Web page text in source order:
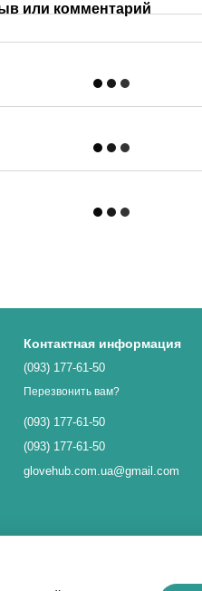
или комментарий
Контактная информация
(093) 177-61-50
Перезвонить вам?
(093) 177-61-50
(093) 177-61-50
glovehub.com.ua@gmail.com